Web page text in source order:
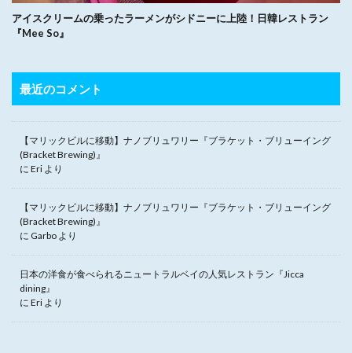
アイスクリームの乗ったラーメンがシドニーに上陸！日韓レストラン
『Mee So』
最近のコメント
【マリックビルに移動】ナノブリュワリー『ブラケット・ブリューイング
(Bracket Brewing)』
に Eri より
【マリックビルに移動】ナノブリュワリー『ブラケット・ブリューイング
(Bracket Brewing)』
に Garbo より
日本の洋食が食べられるニュートラルベイの人気レストラン『Jicca
dining』
に Eri より